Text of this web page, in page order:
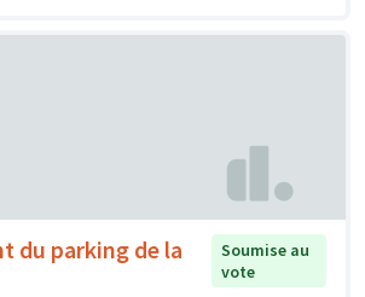
du parking de la
Soumise au
vote